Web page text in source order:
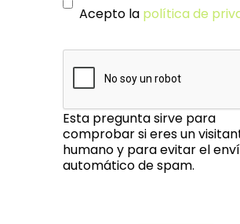
Acepto la política de
Esta pregunta sirve para
comprobar si eres un
humano y para evitar el
automático de spam.